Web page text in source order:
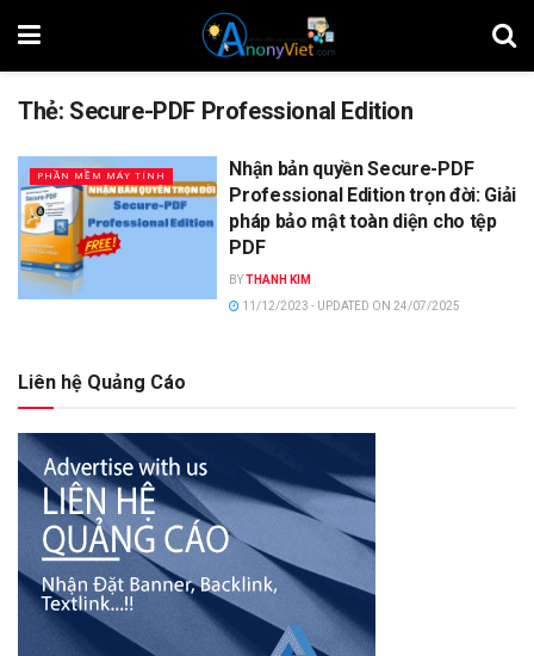
Thẻ: Secure-PDF Professional Edition
PHẦN MỀM MÁY TÍNH
Nhận bản quyền Secure-PDF
Professional Edition trọn đời: Giải
pháp bảo mật toàn diện cho tệp
PDF
BYTHANH KIM
11/12/2023 - UPDATED ON 24/07/2025
Liên hệ Quảng Cáo